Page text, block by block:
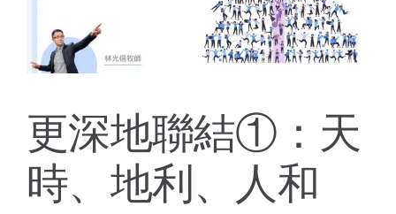
線上報名
更深地聯結①：天
時、地利、人和